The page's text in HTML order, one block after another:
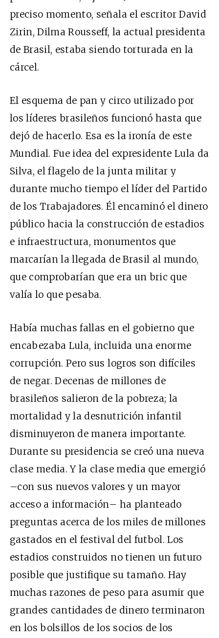
preciso momento, señala el escritor David
Zirin, Dilma Rousseff, la actual presidenta
de Brasil, estaba siendo torturada en la
cárcel.
El esquema de pan y circo utilizado por
los líderes brasileños funcionó hasta que
dejó de hacerlo. Esa es la ironía de este
Mundial. Fue idea del expresidente Lula da
Silva, el flagelo de la junta militar y
durante mucho tiempo el líder del Partido
de los Trabajadores. Él encaminó el dinero
público hacia la construcción de estadios
e infraestructura, monumentos que
marcarían la llegada de Brasil al mundo,
que comprobarían que era un bric que
valía lo que pesaba.
Había muchas fallas en el gobierno que
encabezaba Lula, incluida una enorme
corrupción. Pero sus logros son difíciles
de negar. Decenas de millones de
brasileños salieron de la pobreza; la
mortalidad y la desnutrición infantil
disminuyeron de manera importante.
Durante su presidencia se creó una nueva
clase media. Y la clase media que emergió
–con sus nuevos valores y un mayor
acceso a información– ha planteado
preguntas acerca de los miles de millones
gastados en el festival del futbol. Los
estadios construidos no tienen un futuro
posible que justifique su tamaño. Hay
muchas razones de peso para asumir que
grandes cantidades de dinero terminaron
en los bolsillos de los socios de los